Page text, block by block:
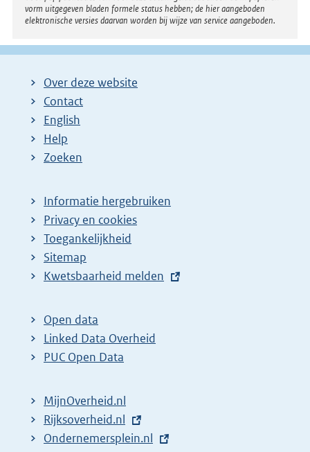
vorm uitgegeven bladen formele status hebben; de hier aangeboden
elektronische versies daarvan worden bij wijze van service aangeboden.
Over deze website
Contact
English
Help
Zoeken
Informatie hergebruiken
Privacy en cookies
Toegankelijkheid
Sitemap
E
t
e
r
l
i
n
Kwetsbaarheid melden
Open data
Linked Data Overheid
PUC Open Data
MijnOverheid.nl
E
x
Rijksoverheid.nl
E
Ondernemersplein.nl